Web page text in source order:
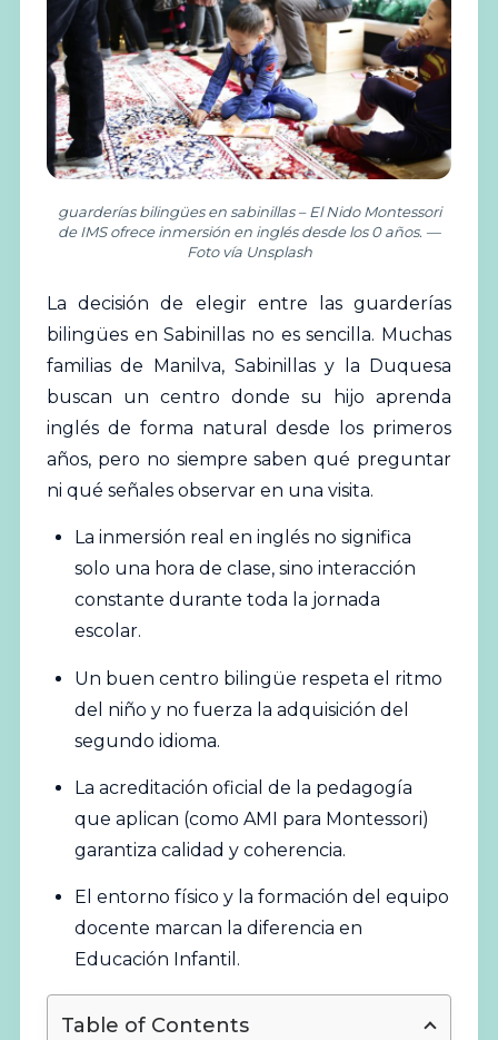
guarderías bilingües en sabinillas – El Nido Montessori
de IMS ofrece inmersión en inglés desde los 0 años. —
Foto vía Unsplash
La decisión de elegir entre lasguarderías
bilingües en Sabinillas no es sencilla. Muchas
familias de Manilva, Sabinillas y la Duquesa
buscan un centro donde su hijo aprenda
inglés de forma natural desde los primeros
años, pero no siempre saben qué preguntar
ni qué señales observar en una visita.
La inmersión real en inglés no significa
solo una hora de clase, sino interacción
constante durante toda la jornada
escolar.
Un buen centro bilingüe respeta el ritmo
del niño y no fuerza la adquisición del
segundo idioma.
La acreditación oficial de la pedagogía
que aplican (como AMI para Montessori)
garantiza calidad y coherencia.
El entorno físico y la formación del equipo
docente marcan la diferencia en
Educación Infantil.
Table of Contents